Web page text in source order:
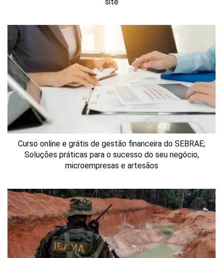
Curso online e grátis de gestão financeira do SEBRAE;
Soluções práticas para o sucesso do seu negócio,
microempresas e artesãos